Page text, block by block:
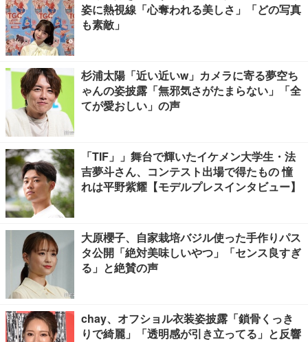
姿に熱視線「心奪われる美しさ」「どの写真
も素敵」
杉浦太陽「近い近いw」カメラに寄る夢空ち
ゃんの姿披露「無邪気さがたまらない」「全
てが愛おしい」の声
「TIF」」舞台で輝いたイケメン大学生・法
吉夢斗さん、コンテスト出場で得たもの 憧
れは平野紫耀【モデルプレスインタビュー】
大原櫻子、自家栽培バジル使った手作りパス
タ公開「絶対美味しいやつ」「センス良すぎ
る」と絶賛の声
chay、オフショル衣装姿披露「鎖骨くっき
りで綺麗」「透明感が引き立ってる」と反響